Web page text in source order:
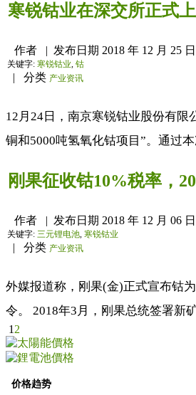
寒锐钴业在深交所正式
作者 | 发布日期 2018 年 12 月 25
关键字: 寒锐钴业, 钴
| 分类 产业资讯
12月24日，南京寒锐钴业股份有
铜和5000吨氢氧化钴项目”。通过
刚果征收钴10%税率，
作者 | 发布日期 2018 年 12 月 06
关键字: 三元锂电池, 寒锐钴业
| 分类 产业资讯
外媒报道称，刚果(金)正式宣布钴
令。 2018年3月，刚果总统签署新
1 2
价格趋势